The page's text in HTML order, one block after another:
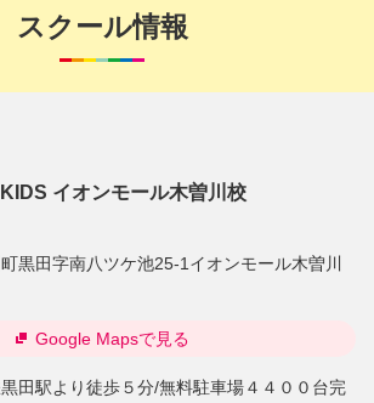
スクール情報
イオンモール木曽川校
黒田字南八ツケ池25-1イオンモール木曽川
田駅より徒歩５分/無料駐車場４４００台完
Google Mapsで見る